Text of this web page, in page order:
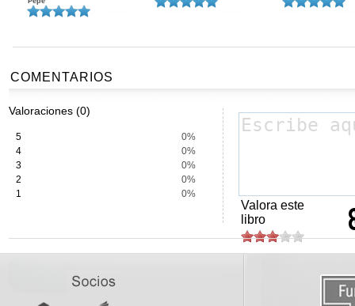
COMENTARIOS
Valoraciones (0)
5
0%
4
0%
3
0%
2
0%
1
0%
Valora este
libro